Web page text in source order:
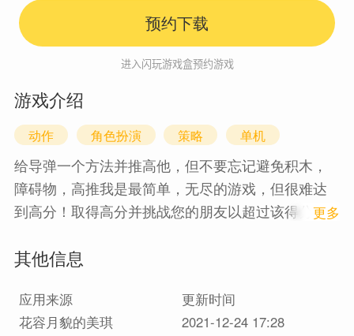
预约下载
进入闪玩游戏盒预约游戏
游戏介绍
动作 角色扮演 策略 单机
给导弹一个方法并推高他，但不要忘记避免积木，
障碍物，高推我是最简单，无尽的游戏，但很难达
到高分！取得高分并挑战您的朋友以超过该得分。
高的高分挑战您的朋友希望大家都将享受到这一点.
1 更多
其他信息
应用来源
更新时间
花容月貌的美琪
2021-12-24 17:28